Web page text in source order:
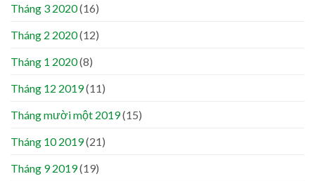
Tháng 3 2020(16)
Tháng 2 2020(12)
Tháng 1 2020(8)
Tháng 12 2019(11)
Tháng mười một 2019(15)
Tháng 10 2019(21)
Tháng 9 2019(19)